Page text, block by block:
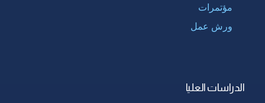
مؤتمرات
ورش عمل
الدراسات العليا